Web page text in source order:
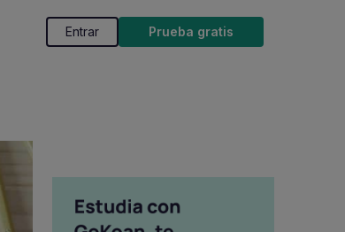
Entrar Prueba gratis